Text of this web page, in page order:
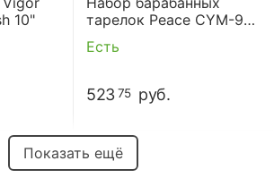
10"
тарелок Peace CYM-9-
8208
Есть
523 75 руб.
Показать ещё